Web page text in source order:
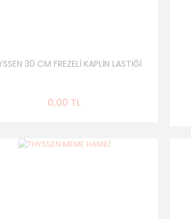
30 CM FREZELİ KAPLİN LASTİĞİ
0,00 TL